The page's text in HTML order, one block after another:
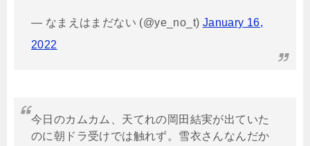
— なまえはまだない (@ye_no_t) January 16,
2022
今日のカムカム、天てれの岡田結実が出ていた
のに朝ドラ受けでは触れず。雪衣さんなんだか